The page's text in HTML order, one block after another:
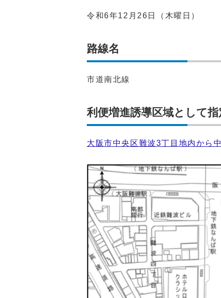
令和6年12月26日（木曜日）
路線名
市道南北線
利便増進誘導区域として
大阪市中央区難波3丁目地内から